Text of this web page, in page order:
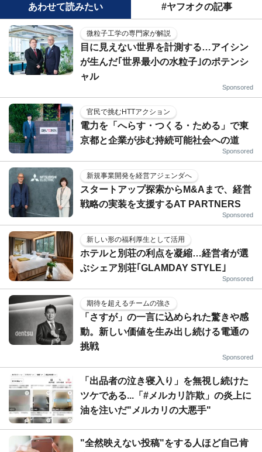
あわせて読みたい #ヤフオクの記事
微粒子工学の専門家が解説
目に見えない世界を計測する…アイシン
が生んだ｢世界最小の水粒子｣のポテンシ
ャル
Sponsored
官民で挑むHTTアクション
電力を「へらす・つくる・ためる」で東
京都と企業が歩む持続可能社会への道
Sponsored
新規事業開発を経営アジェンダへ
スタートアップ探索からM&Aまで、経営
戦略の実装を支援するAT PARTNERS
Sponsored
新しい形の福利厚生として活用
ホテルと別荘の利点を凝縮…経営者が選
ぶシェア別荘｢GLAMDAY STYLE｣
Sponsored
期待を超えるチームの強さ
「さすが」の一言に込められた驚きや感
動。新しい価値を生み出し続ける電通の
挑戦
Sponsored
「出品者の泣き寝入り」を無視し続けた
ツケである...「#メルカリ詐欺」の炎上に
油を注いだ"メルカリの大悪手"
"全然映えない投稿"をする人ほど自己肯